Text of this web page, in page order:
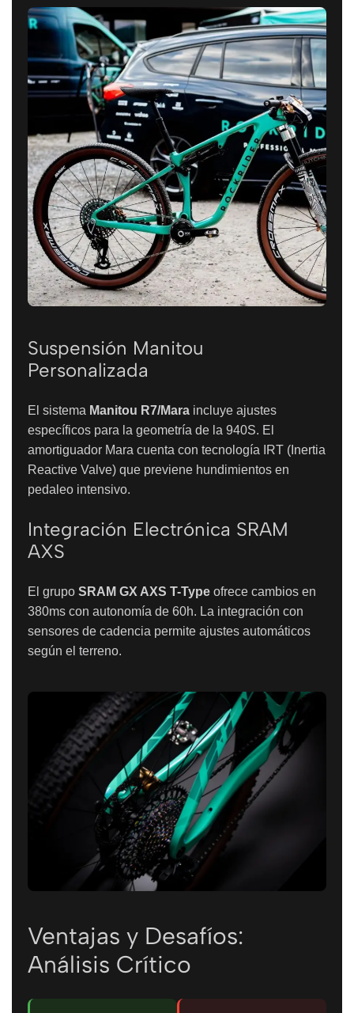
Suspensión Manitou
Personalizada
El sistema Manitou R7/Mara incluye ajustes
específicos para la geometría de la 940S. El
amortiguador Mara cuenta con tecnología IRT (Inertia
Reactive Valve) que previene hundimientos en
pedaleo intensivo.
Integración Electrónica SRAM
AXS
El grupo SRAM GX AXS T-Type ofrece cambios en
380ms con autonomía de 60h. La integración con
sensores de cadencia permite ajustes automáticos
según el terreno.
Ventajas y Desafíos:
Análisis Crítico